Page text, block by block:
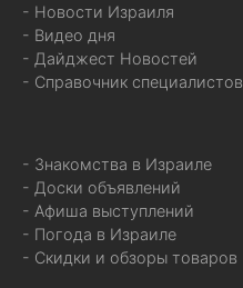
- Новости Израиля
- Видео дня
- Дайджест Новостей
- Справочник специалистов
- Знакомства в Израиле
- Доски объявлений
- Афиша выступлений
- Погода в Израиле
- Скидки и обзоры товаров